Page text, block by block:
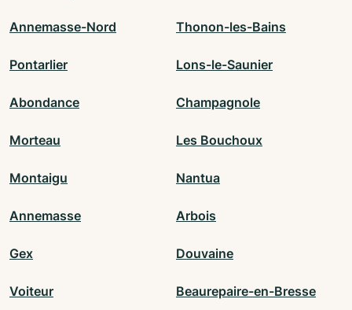
Annemasse-Nord Thonon-les-Bains
Pontarlier Lons-le-Saunier
Abondance Champagnole
Morteau Les Bouchoux
Montaigu Nantua
Annemasse Arbois
Gex Douvaine
Voiteur Beaurepaire-en-Bresse